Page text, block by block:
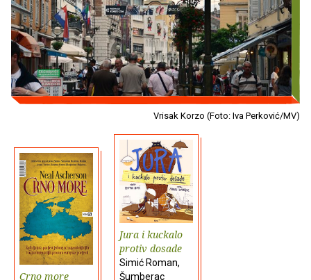
Vrisak Korzo (Foto: Iva Perković/MV)
Crno more
Jura i kuckalo
protiv dosade
Simić Roman,
Šumberac